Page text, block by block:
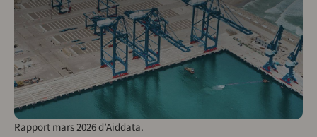
Rapport mars 2026 d’Aiddata.